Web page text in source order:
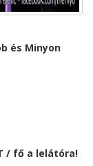
és Minyon
/ fő a lelátóra!